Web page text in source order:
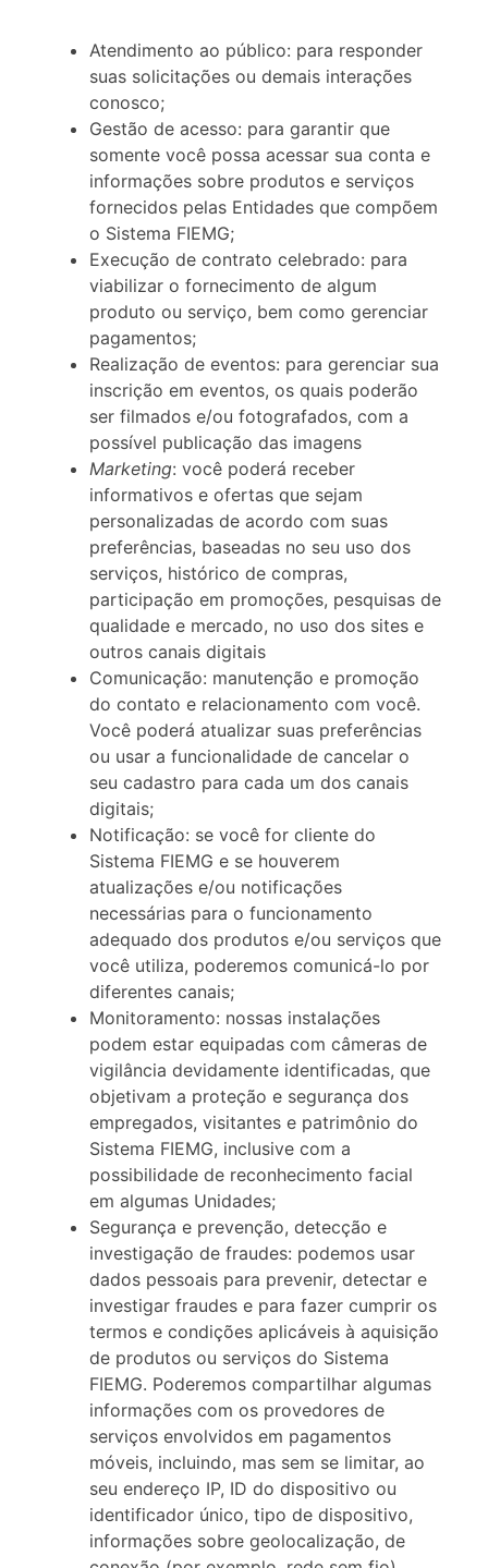
Atendimento ao público: para responder
suas solicitações ou demais interações
conosco;
Gestão de acesso: para garantir que
somente você possa acessar sua conta e
informações sobre produtos e serviços
fornecidos pelas Entidades que compõem
o Sistema FIEMG;
Execução de contrato celebrado: para
viabilizar o fornecimento de algum
produto ou serviço, bem como gerenciar
pagamentos;
Realização de eventos: para gerenciar sua
inscrição em eventos, os quais poderão
ser filmados e/ou fotografados, com a
possível publicação das imagens
Marketing: você poderá receber
informativos e ofertas que sejam
personalizadas de acordo com suas
preferências, baseadas no seu uso dos
serviços, histórico de compras,
participação em promoções, pesquisas de
qualidade e mercado, no uso dos sites e
outros canais digitais
Comunicação: manutenção e promoção
do contato e relacionamento com você.
Você poderá atualizar suas preferências
ou usar a funcionalidade de cancelar o
seu cadastro para cada um dos canais
digitais;
Notificação: se você for cliente do
Sistema FIEMG e se houverem
atualizações e/ou notificações
necessárias para o funcionamento
adequado dos produtos e/ou serviços que
você utiliza, poderemos comunicá-lo por
diferentes canais;
Monitoramento: nossas instalações
podem estar equipadas com câmeras de
vigilância devidamente identificadas, que
objetivam a proteção e segurança dos
empregados, visitantes e patrimônio do
Sistema FIEMG, inclusive com a
possibilidade de reconhecimento facial
em algumas Unidades;
Segurança e prevenção, detecção e
investigação de fraudes: podemos usar
dados pessoais para prevenir, detectar e
investigar fraudes e para fazer cumprir os
termos e condições aplicáveis à aquisição
de produtos ou serviços do Sistema
FIEMG. Poderemos compartilhar algumas
informações com os provedores de
serviços envolvidos em pagamentos
móveis, incluindo, mas sem se limitar, ao
seu endereço IP, ID do dispositivo ou
identificador único, tipo de dispositivo,
informações sobre geolocalização, de